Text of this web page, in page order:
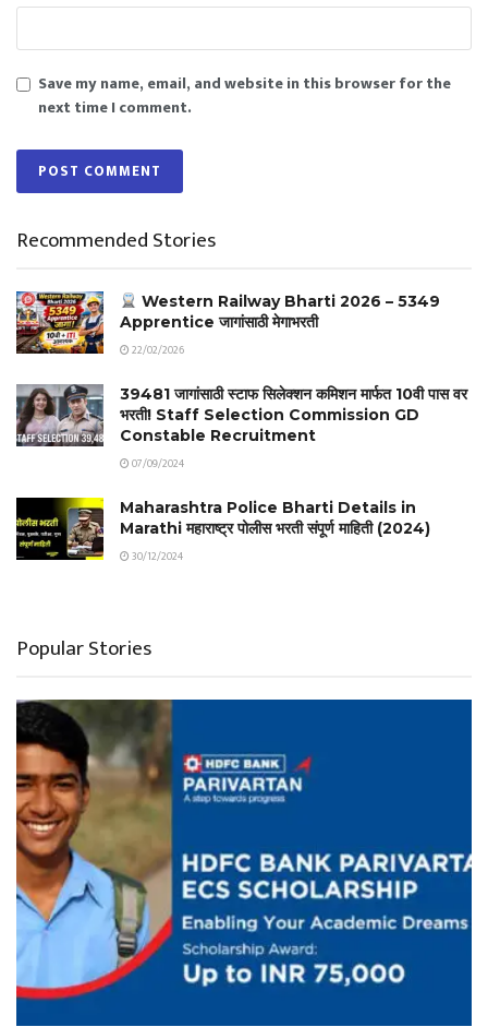
Save my name, email, and website in this browser for the
next time I comment.
Recommended Stories
Western Railway Bharti 2026 – 5349
Apprentice जागांसाठी मेगाभरती
22/02/2026
39481 जागांसाठी स्टाफ सिलेक्शन कमिशन मार्फत 10वी पास वर
भरती! Staff Selection Commission GD
Constable Recruitment
07/09/2024
Maharashtra Police Bharti Details in
Marathi महाराष्ट्र पोलीस भरती संपूर्ण माहिती (2024)
30/12/2024
Popular Stories